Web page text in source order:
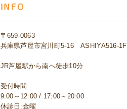
INFO
〒659-0063
兵庫県芦屋市宮川町5-16 ASHIYA516-1F
JR芦屋駅から南へ徒歩10分
受付時間
9:00～12:00 / 17:00～20:00
休診日:金曜